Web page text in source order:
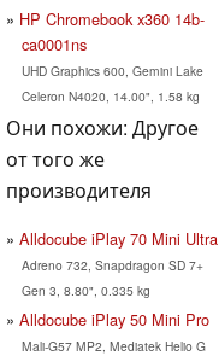
HP Chromebook x360 14b-
ca0001ns
UHD Graphics 600, Gemini Lake
Celeron N4020, 14.00", 1.58 kg
Они похожи: Другое
от того же
производителя
Alldocube iPlay 70 Mini Ultra
Adreno 732, Snapdragon SD 7+
Gen 3, 8.80", 0.335 kg
Alldocube iPlay 50 Mini Pro
Mali-G57 MP2, Mediatek Helio G